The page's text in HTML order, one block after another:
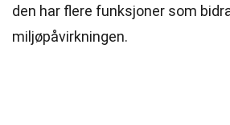
den har flere funksjoner som
miljøpåvirkningen.